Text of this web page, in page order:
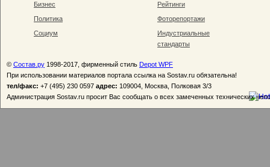
Бизнес
Политика
Социум
Рейтинги
Фоторепортажи
Индустриальные
стандарты
© Состав.ру 1998-2017, фирменный стиль Depot WPF
При использовании материалов портала ссылка на Sostav.ru обязательна!
тел/факс: +7 (495) 230 0597 адрес: 109004, Москва, Полковая 3/3
Администрация Sostav.ru просит Вас сообщать о всех замеченных технических